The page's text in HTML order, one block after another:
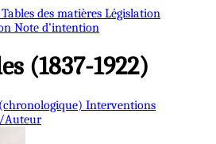
Tables des matières Législation
Note d’intention
(1837-1922)
Interventions
Auteur